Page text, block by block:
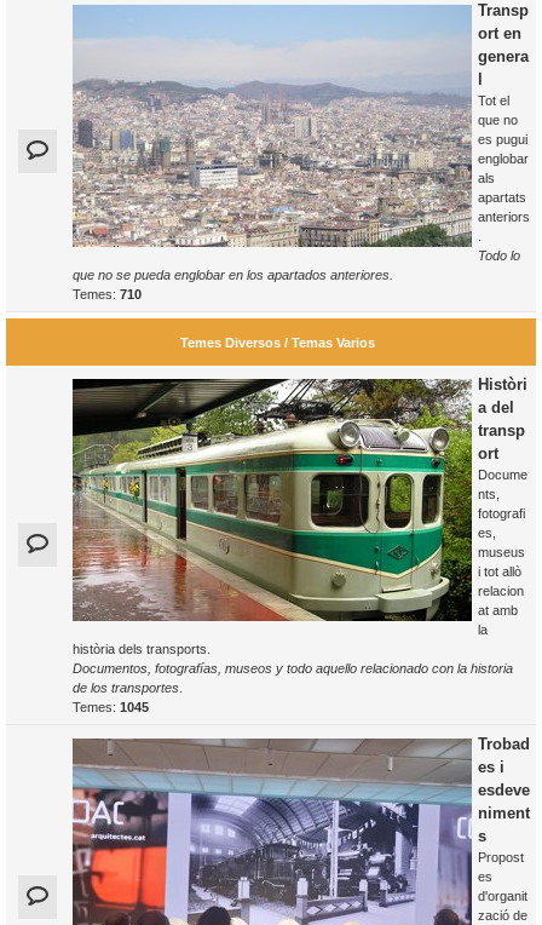
Transp
ort en
genera
Tot el
que no
es pugui
englobar
als
apartats
anteriors
Todo lo
que no se pueda englobar en los apartados anteriores.
Temes: 710
Temes Diversos / Temas Varios
Històri
a del
transp
ort
Docume
nts,
fotografi
es,
museus
i tot allò
relacion
at amb
la
història dels transports.
Documentos, fotografías, museos y todo aquello relacionado con la historia
de los transportes
Temes: 1045
Trobad
es i
esdeve
niment
s
Propost
es
d'organit
zació de